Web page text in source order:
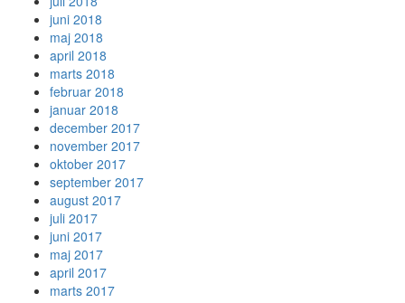
juni 2018
maj 2018
april 2018
marts 2018
februar 2018
januar 2018
december 2017
november 2017
oktober 2017
september 2017
august 2017
juli 2017
juni 2017
maj 2017
april 2017
marts 2017